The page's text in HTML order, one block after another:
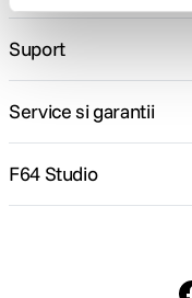
Suport
Service si garantii
F64 Studio